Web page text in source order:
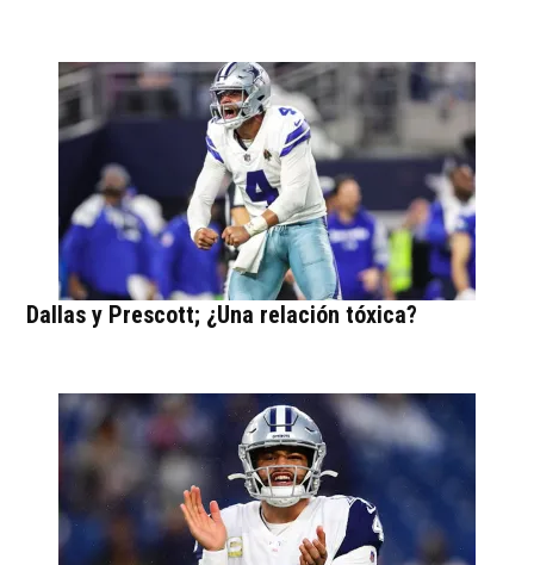
Dallas y Prescott; ¿Una relación tóxica?